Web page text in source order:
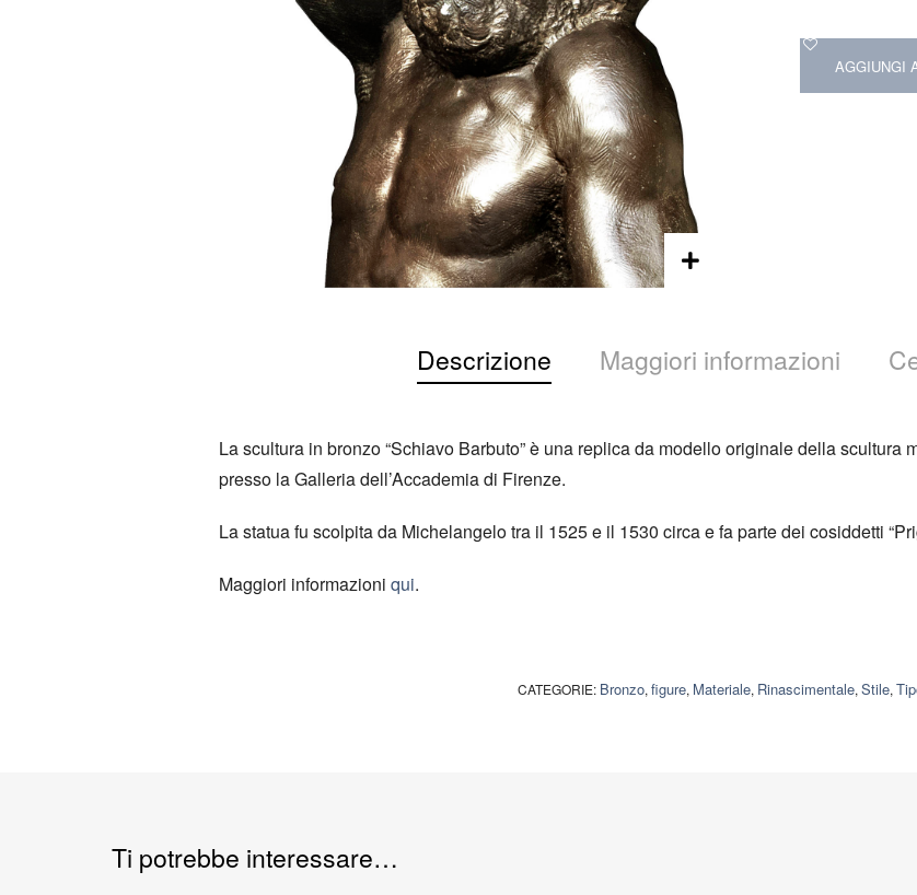
AGGIUNGI
Descrizione Maggiori informazioni
La scultura in bronzo “Schiavo Barbuto” è una replica da modello originale della scultura
presso la Galleria dell’Accademia di Firenze.
La statua fu scolpita da Michelangelo tra il 1525 e il 1530 circa e fa parte dei cosiddetti
Maggiori informazioni qui.
CATEGORIE: Bronzo, figure, Materiale, Rinascimentale, Stile,
Ti potrebbe interessare…